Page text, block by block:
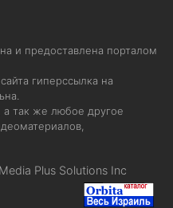
и предоставлена порталом
гиперссылка на
а так же любое другое
Media Plus Solutions Inc